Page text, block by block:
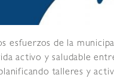
esfuerzos de la
activo y saludable
talleres y